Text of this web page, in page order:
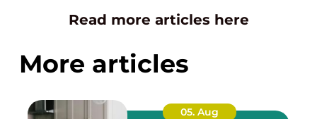
Read more articles here
More articles
05. Aug